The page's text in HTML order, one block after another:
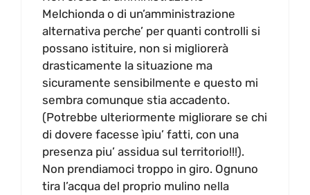
Melchionda o di un’amministrazione
alternativa perche’ per quanti controlli si
possano istituire, non si migliorerà
drasticamente la situazione ma
sicuramente sensibilmente e questo mi
sembra comunque stia accadento.
(Potrebbe ulteriormente migliorare se chi
di dovere facesse ìpiu’ fatti, con una
presenza piu’ assidua sul territorio!!!).
Non prendiamoci troppo in giro. Ognuno
tira l’acqua del proprio mulino nella